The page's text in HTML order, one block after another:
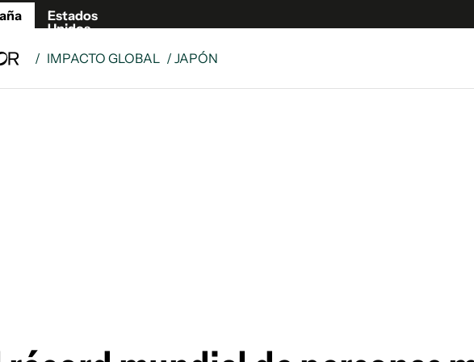
Estados
Unidos
/ IMPACTO GLOBAL / JAPÓN